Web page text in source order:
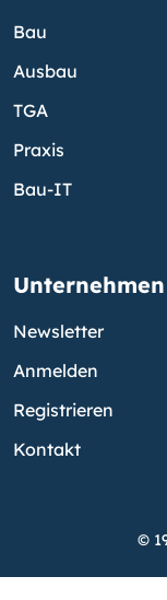
Bau
Ausbau
TGA
Praxis
Bau-IT
Unternehmen
Newsletter
Anmelden
Registrieren
Kontakt
©